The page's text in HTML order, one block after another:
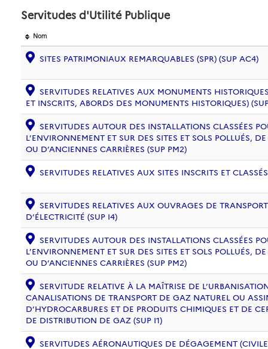
Servitudes d'Utilité Publique
Nom
SITES PATRIMONIAUX REMARQUABLES (SPR) (SUP AC4)
SERVITUDES RELATIVES AUX MONUMENTS
ET INSCRITS, ABORDS DES MONUMENTS HISTORIQUES)
SERVITUDES AUTOUR DES INSTALLATIONS CLASSÉES
L’ENVIRONNEMENT ET SUR DES SITES ET SOLS POLLUÉS,
OU D’ANCIENNES CARRIÈRES (SUP PM2)
SERVITUDES RELATIVES AUX SITES INSCRITS ET
SERVITUDES RELATIVES AUX OUVRAGES DE
D’ÉLECTRICITÉ (SUP I4)
SERVITUDES AUTOUR DES INSTALLATIONS CLASSÉES
L’ENVIRONNEMENT ET SUR DES SITES ET SOLS POLLUÉS,
OU D’ANCIENNES CARRIÈRES (SUP PM2)
SERVITUDE RELATIVE À LA MAÎTRISE DE
CANALISATIONS DE TRANSPORT DE GAZ NATUREL OU
D’HYDROCARBURES ET DE PRODUITS CHIMIQUES ET DE
DE DISTRIBUTION DE GAZ (SUP I1)
SERVITUDES AÉRONAUTIQUES DE DÉGAGEMENT